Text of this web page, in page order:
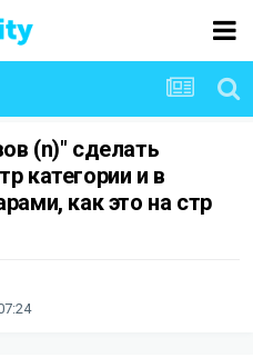
(n)" сделать
категории и в
как это на стр